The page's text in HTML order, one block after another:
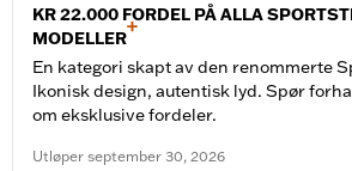
KR 22.000 FORDEL PÅ ALLA
MODELLER
+
En kategori skapt av den renommerte
Ikonisk design, autentisk lyd. Spør
om eksklusive fordeler.
Utløper september 30, 2026